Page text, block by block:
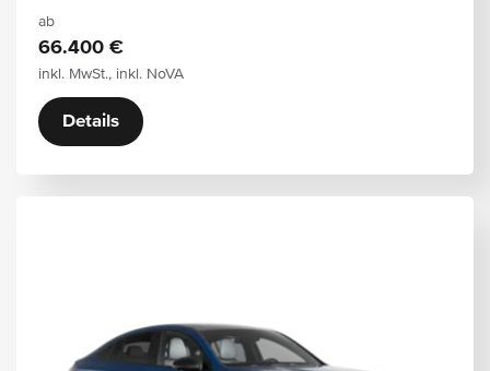
ab
66.400 €
inkl. MwSt., inkl. NoVA
Details